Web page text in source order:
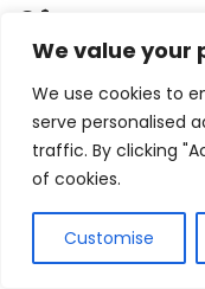
We value your
We use cookies to
serve personalised
traffic. By clicking
of cookies.
Customise
Câmeras
Tanto o Galaxy
conta com lente
para filmar em
iPhone 15 Pro Max
chegam somente
ambos os